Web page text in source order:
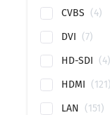
CVBS
4
DVI
7
HD-SDI
4
HDMI
121
LAN
151